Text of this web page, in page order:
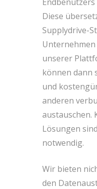
Diese
Supplydrive-
unserer
können dann
und
anderen
austauschen.
Lösungen
notwendig.
Wir bieten
den